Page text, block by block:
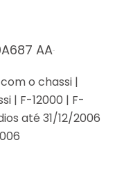
AA
o chassi |
| F-12000 | F-
até 31/12/2006